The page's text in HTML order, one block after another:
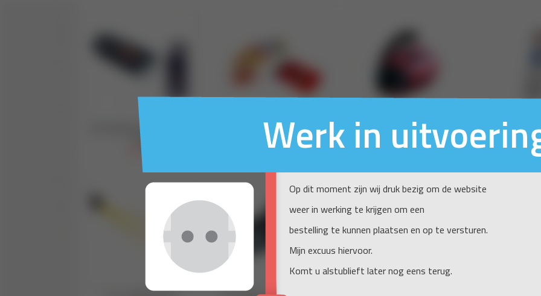
Werk in
Op dit moment zijn wij druk bezig om de website
weer in werking te krijgen om een
bestelling te kunnen plaatsen en op te versturen.
Mijn excuus hiervoor.
Komt u alstublieft later nog eens terug.